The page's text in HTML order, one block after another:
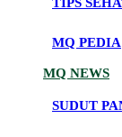
MQ PEDIA
MQ NEWS
SUDUT